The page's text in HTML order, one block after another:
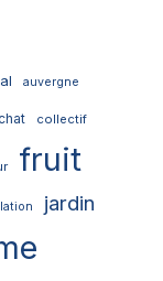
auvergne
collectif
fruit
jardin